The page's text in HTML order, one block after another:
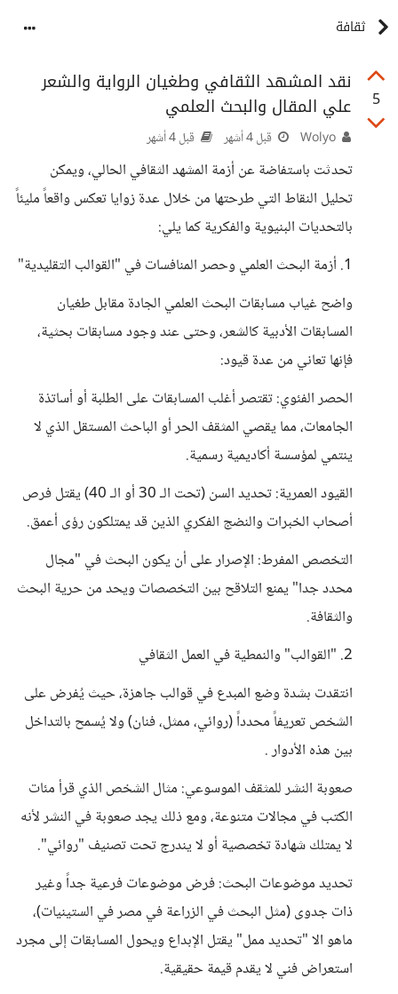
ثقافة
5
نقد المشهد الثقافي وطغيان الرواية والشعر
علي المقال والبحث العلمي
قبل 4 أشهر قبل 4 أشهر
تحدثت باستفاضة عن أزمة المشهد الثقافي الحالي، ويمكن
تحليل النقاط التي طرحتها من خلال عدة زوايا تعكس واقعاً مليئاً
بالتحديات البنيوية والفكرية كما يلي:
1. أزمة البحث العلمي وحصر المنافسات في "القوالب التقليدية"
واضح غياب مسابقات البحث العلمي الجادة مقابل طغيان
المسابقات الأدبية كالشعر، وحتى عند وجود مسابقات بحثية،
فإنها تعاني من عدة قيود:
الحصر الفئوي: تقتصر أغلب المسابقات على الطلبة أو أساتذة
الجامعات، مما يقصي المثقف الحر أو الباحث المستقل الذي لا
ينتمي لمؤسسة أكاديمية رسمية.
القيود العمرية: تحديد السن (تحت الـ 30 أو الـ 40) يقتل فرص
أصحاب الخبرات والنضج الفكري الذين قد يمتلكون رؤى أعمق.
التخصص المفرط: الإصرار على أن يكون البحث في "مجال
محدد جدا" يمنع التلاقح بين التخصصات ويحد من حرية البحث
والثقافة.
2. "القوالب" والنمطية في العمل الثقافي
انتقدت بشدة وضع المبدع في قوالب جاهزة، حيث يُفرض على
الشخص تعريفاً محدداً (روائي، ممثل، فنان) ولا يُسمح بالتداخل
بين هذه الأدوار .
صعوبة النشر للمثقف الموسوعي: مثال الشخص الذي قرأ مئات
الكتب في مجالات متنوعة، ومع ذلك يجد صعوبة في النشر لأنه
لا يمتلك شهادة تخصصية أو لا يندرج تحت تصنيف "روائي".
تحديد موضوعات البحث: فرض موضوعات فرعية جداً وغير
ذات جدوى (مثل البحث في الزراعة في مصر في الستينيات)،
ماهو الا "تحديد ممل" يقتل الإبداع ويحول المسابقات إلى مجرد
استعراض فني لا يقدم قيمة حقيقية.